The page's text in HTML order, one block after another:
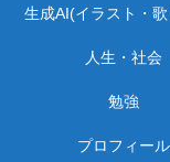
生成AI(イラスト・
人生・社会
勉強
プロフィール